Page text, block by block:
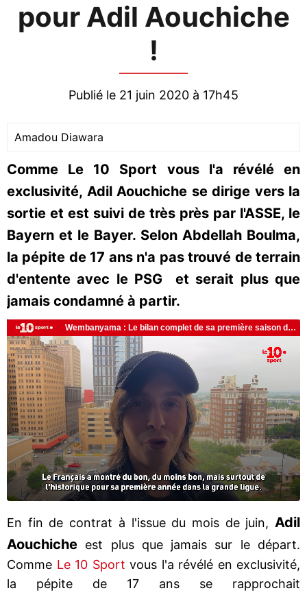
pour Adil Aouchiche
!
Publié le 21 juin 2020 à 17h45
Amadou Diawara
Comme Le 10 Sport vous l'a révélé en
exclusivité, Adil Aouchiche se dirige vers la
sortie et est suivi de très près par l'ASSE, le
Bayern et le Bayer. Selon Abdellah Boulma,
la pépite de 17 ans n'a pas trouvé de terrain
d'entente avec le PSG et serait plus que
jamais condamné à partir.
En fin de contrat à l'issue du mois de juin, Adil
Aouchiche est plus que jamais sur le départ.
Comme Le 10 Sport vous l'a révélé en exclusivité,
la pépite de 17 ans se rapprochait